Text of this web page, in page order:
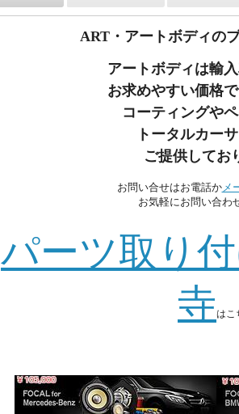
ART・アートボディの
アートボディは輸
お求めやすい価格
コーティングや
トータルカー
ご提供してお
お問い合せはお電話かメ
お気軽にお問い合わ
パーツ取り
寺はこ